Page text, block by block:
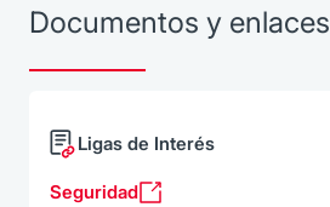
Documentos y enlaces
Ligas de Interés
Seguridad